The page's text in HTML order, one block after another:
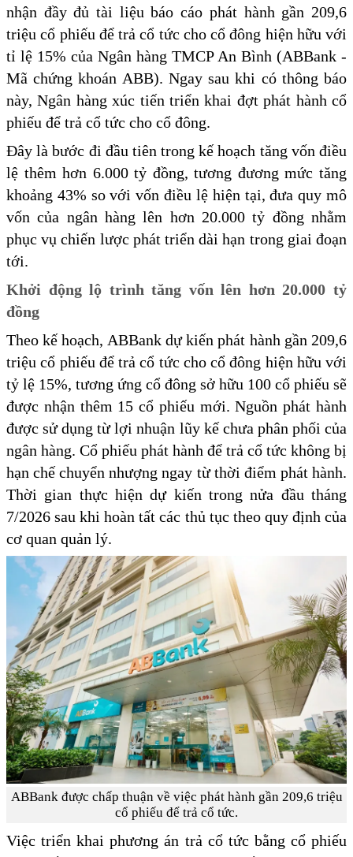
nhận đầy đủ tài liệu báo cáo phát hành gần 209,6
triệu cổ phiếu để trả cổ tức cho cổ đông hiện hữu với
tỉ lệ 15% của Ngân hàng TMCP An Bình (ABBank -
Mã chứng khoán ABB). Ngay sau khi có thông báo
này, Ngân hàng xúc tiến triển khai đợt phát hành cổ
phiếu để trả cổ tức cho cổ đông.
Đây là bước đi đầu tiên trong kế hoạch tăng vốn điều
lệ thêm hơn 6.000 tỷ đồng, tương đương mức tăng
khoảng 43% so với vốn điều lệ hiện tại, đưa quy mô
vốn của ngân hàng lên hơn 20.000 tỷ đồng nhằm
phục vụ chiến lược phát triển dài hạn trong giai đoạn
tới.
Khởi động lộ trình tăng vốn lên hơn 20.000 tỷ
đồng
Theo kế hoạch, ABBank dự kiến phát hành gần 209,6
triệu cổ phiếu để trả cổ tức cho cổ đông hiện hữu với
tỷ lệ 15%, tương ứng cổ đông sở hữu 100 cổ phiếu sẽ
được nhận thêm 15 cổ phiếu mới. Nguồn phát hành
được sử dụng từ lợi nhuận lũy kế chưa phân phối của
ngân hàng. Cổ phiếu phát hành để trả cổ tức không bị
hạn chế chuyển nhượng ngay từ thời điểm phát hành.
Thời gian thực hiện dự kiến trong nửa đầu tháng
7/2026 sau khi hoàn tất các thủ tục theo quy định của
cơ quan quản lý.
ABBank được chấp thuận về việc phát hành gần 209,6 triệu
cổ phiếu để trả cổ tức.
Việc triển khai phương án trả cổ tức bằng cổ phiếu